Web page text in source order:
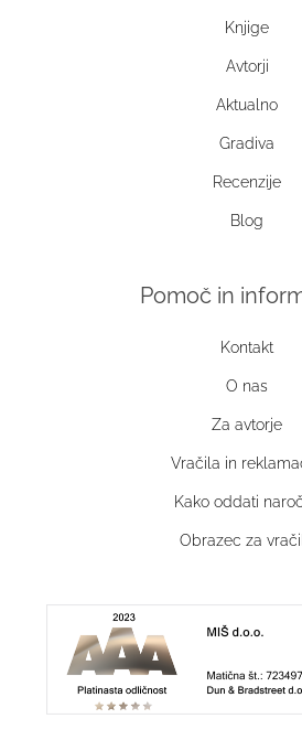
Knjige
Avtorji
Aktualno
Gradiva
Recenzije
Blog
Pomoč in
Kontakt
O nas
Za avtorje
Vračila in
Kako oddati
Obrazec za